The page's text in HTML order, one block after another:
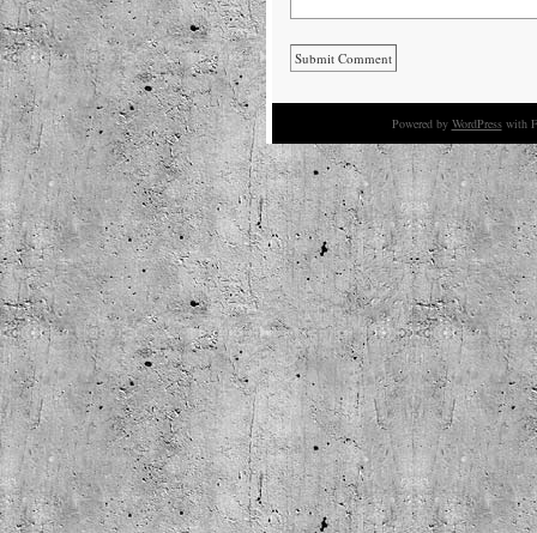
Powered by WordPresswith